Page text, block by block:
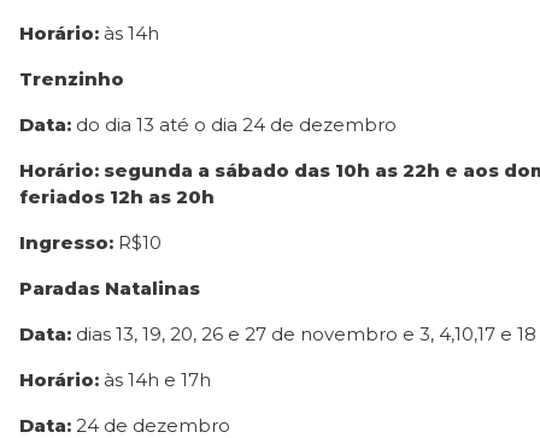
Horário: às 14h
Trenzinho
Data: do dia 13 até o dia 24 de dezembro
Horário: segunda a sábado das 10h as 22h e aos
feriados 12h as 20h
Ingresso: R$10
Paradas Natalinas
Data: dias 13, 19, 20, 26 e 27 de novembro e 3, 4,10,17 e
Horário: às 14h e 17h
Data: 24 de dezembro